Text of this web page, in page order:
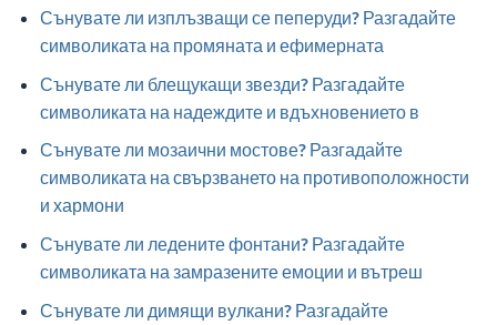
Сънувате ли изплъзващи се пеперуди? Разгадайте
символиката на промяната и ефимерната
Сънувате ли блещукащи звезди? Разгадайте
символиката на надеждите и вдъхновението в
Сънувате ли мозаични мостове? Разгадайте
символиката на свързването на противоположности
и хармони
Сънувате ли ледените фонтани? Разгадайте
символиката на замразените емоции и вътреш
Сънувате ли димящи вулкани? Разгадайте